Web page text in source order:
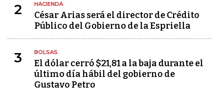
2 HACIENDA
César Arias será el director de Crédito
Público del Gobierno de la Espriella
3 BOLSAS
El dólar cerró $21,81 a la baja durante el
último día hábil del gobierno de
Gustavo Petro